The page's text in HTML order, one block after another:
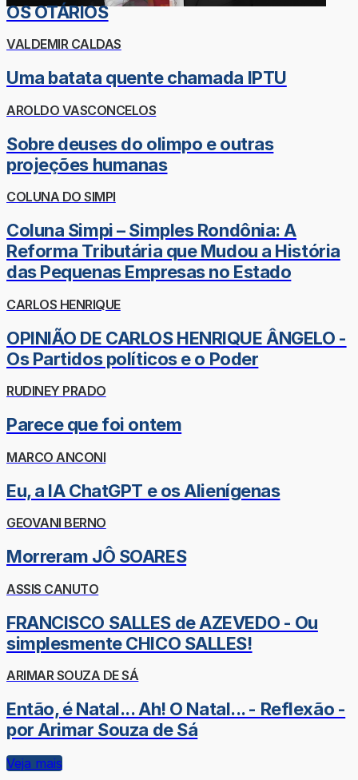
OS OTÁRIOS
VALDEMIR CALDAS
Uma batata quente chamada IPTU
AROLDO VASCONCELOS
Sobre deuses do olimpo e outras
projeções humanas
COLUNA DO SIMPI
Coluna Simpi – Simples Rondônia: A
Reforma Tributária que Mudou a História
das Pequenas Empresas no Estado
CARLOS HENRIQUE
OPINIÃO DE CARLOS HENRIQUE ÂNGELO -
Os Partidos políticos e o Poder
RUDINEY PRADO
Parece que foi ontem
MARCO ANCONI
Eu, a IA ChatGPT e os Alienígenas
GEOVANI BERNO
Morreram JÔ SOARES
ASSIS CANUTO
FRANCISCO SALLES de AZEVEDO - Ou
simplesmente CHICO SALLES!
ARIMAR SOUZA DE SÁ
Então, é Natal... Ah! O Natal... - Reflexão -
por Arimar Souza de Sá
Veja mais